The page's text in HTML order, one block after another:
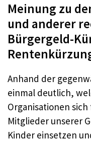
Meinung zu
und anderer
Bürgergeld-
Anhand der
einmal deutlich,
Organisationen
Mitglieder unserer
Kinder einsetzen